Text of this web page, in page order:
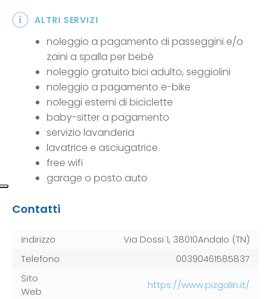
ALTRI SERVIZI
noleggio a pagamento di passeggini e/o
zaini a spalla per bebè
noleggio gratuito bici adulto, seggiolini
noleggio a pagamento e-bike
noleggi esterni di biciclette
baby-sitter a pagamento
servizio lavanderia
lavatrice e asciugatrice
free wifi
garage o posto auto
Contatti
Indirizzo
Via Dossi 1, 38010Andalo (TN)
Telefono
00390461585837
Sito
Web
https://www.pizgalin.it/